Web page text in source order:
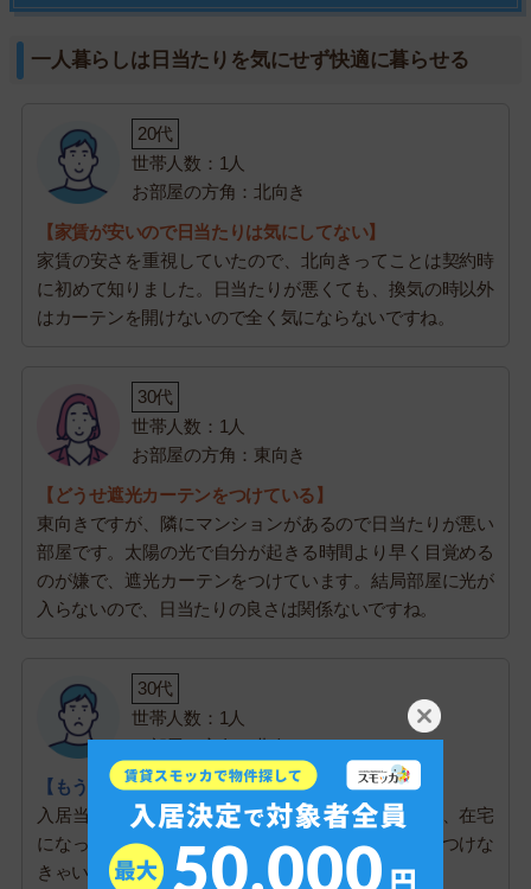
一人暮らしは日当たりを気にせず快適に暮らせる
20代
世帯人数：1人
お部屋の方角：北向き
【家賃が安いので日当たりは気にしてない】
家賃の安さを重視していたので、北向きってことは契約時
に初めて知りました。日当たりが悪くても、換気の時以外
はカーテンを開けないので全く気にならないですね。
30代
世帯人数：1人
お部屋の方角：東向き
【どうせ遮光カーテンをつけている】
東向きですが、隣にマンションがあるので日当たりが悪い
部屋です。太陽の光で自分が起きる時間より早く目覚める
のが嫌で、遮光カーテンをつけています。結局部屋に光が
入らないので、日当たりの良さは関係ないですね。
30代
世帯人数：1人
【もうちょっと明るい部屋がよかった】
入居当初は日当たりを気にしてなかったんですけど、在宅
になってから後悔しています。昼でも薄暗くて電気つけな
きゃいけないし、暗いと憂鬱な気分になります。